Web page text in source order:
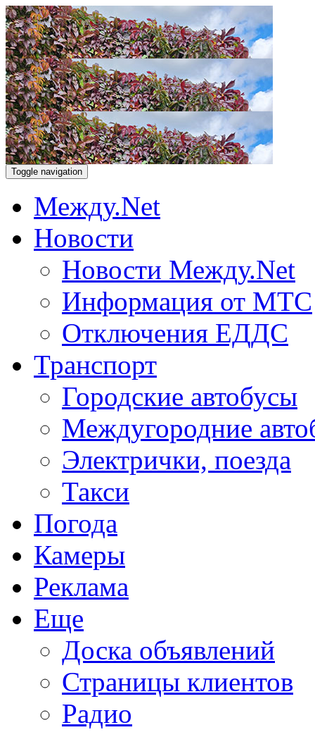
Toggle navigation
Между.Net
Новости
Новости Между.Net
Информация от МТС
Отключения ЕДДС
Транспорт
Городские автобусы
Междугородние
Электрички, поезда
Такси
Погода
Камеры
Реклама
Еще
Доска объявлений
Страницы клиентов
Радио